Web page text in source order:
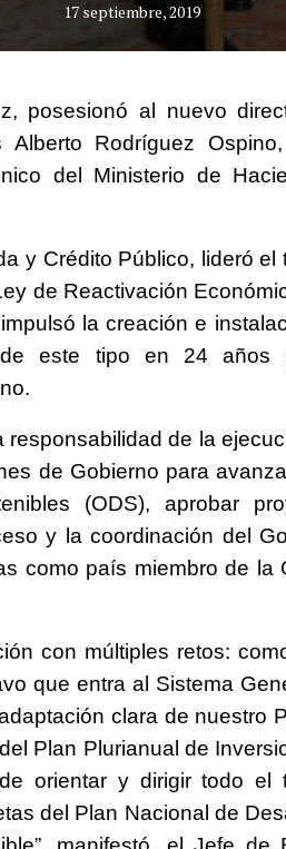
17 septiembre, 2019
posesionó al nuevo
Rodríguez
del Ministerio de
y Crédito Público, lideró el
de Reactivación
la creación e
de este tipo en 24 años
de la
de Gobierno para
(ODS), aprobar
y la coordinación del
como país miembro de la
con múltiples retos:
que entra al Sistema
clara de nuestro
Plan Plurianual de
orientar y dirigir todo el
del Plan Nacional de